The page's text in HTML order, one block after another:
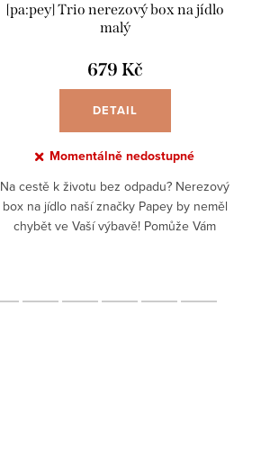
[pa:pey] Trio nerezový box na jídlo
malý
679 Kč
DETAIL
Momentálně nedostupné
Na cestě k životu bez odpadu? Nerezový
box na jídlo naší značky Papey by neměl
chybět ve Vaší výbavě! Pomůže Vám